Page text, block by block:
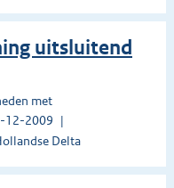
uitsluitend
met
12-2009
Delta